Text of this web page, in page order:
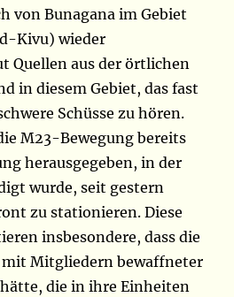
von Bunagana im Gebiet
Kivu) wieder
Quellen aus der örtlichen
in diesem Gebiet, das fast
Schüsse zu hören.
M23-Bewegung bereits
herausgegeben, in der
wurde, seit gestern
zu stationieren. Diese
insbesondere, dass die
mit Mitgliedern bewaffneter
die in ihre Einheiten